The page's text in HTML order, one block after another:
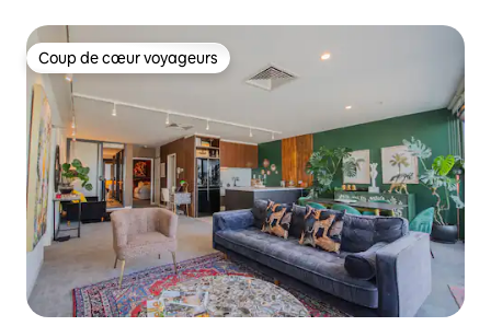
Coup de cœur voyageurs
Coup de cœur voyageurs